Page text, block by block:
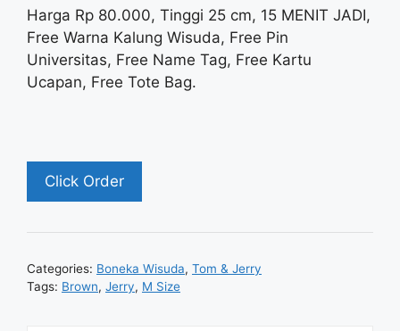
Harga Rp 80.000, Tinggi 25 cm, 15 MENIT JADI,
Free Warna Kalung Wisuda, Free Pin
Universitas, Free Name Tag, Free Kartu
Ucapan, Free Tote Bag.
Click Order
Categories: Boneka Wisuda, Tom & Jerry
Tags: Brown, Jerry, M Size